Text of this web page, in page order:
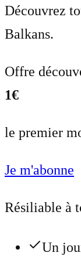
Découvrez
Balkans.
Offre
1€
le premier
Je m'abonne
Résiliable à
Un